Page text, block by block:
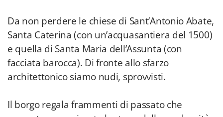
Da non perdere le chiese di Sant’Antonio Abate,
Santa Caterina (con un’acquasantiera del 1500)
e quella di Santa Maria dell’Assunta (con
facciata barocca). Di fronte allo sfarzo
architettonico siamo nudi, sprovvisti.
Il borgo regala frammenti di passato che